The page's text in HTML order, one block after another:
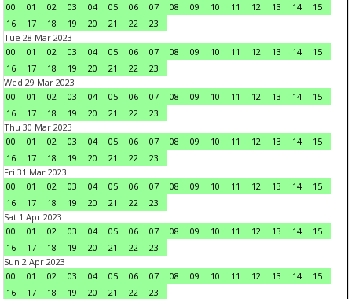
00
01 02 03 04 05 06 07 08 09 10 11 12 13 14
15
16
17 18 19 20 21 22
23
Tue 28 Mar 2023
00
01 02 03 04 05 06 07 08 09 10 11 12 13 14
15
16
17 18 19 20 21 22
23
Wed 29 Mar 2023
00
01 02 03 04 05 06 07 08 09 10 11 12 13 14
15
16
17 18 19 20 21 22
23
Thu 30 Mar 2023
00
01 02 03 04 05 06 07 08 09 10 11 12 13 14
15
16
17 18 19 20 21 22
23
Fri 31 Mar 2023
00
01 02 03 04 05 06 07 08 09 10 11 12 13 14
15
16
17 18 19 20 21 22
23
Sat 1 Apr 2023
00
01 02 03 04 05 06 07 08 09 10 11 12 13 14
15
16
17 18 19 20 21 22
23
Sun 2 Apr 2023
00
01 02 03 04 05 06 07 08 09 10 11 12 13 14
15
16
17 18 19 20 21 22
23